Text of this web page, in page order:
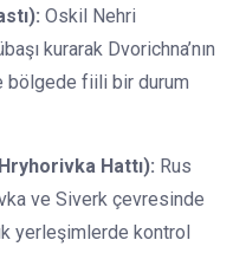
Oskil Nehri
kurarak Dvorichna’nın
bölgede fiili bir durum
Hattı): Rus
ve Siverk çevresinde
yerleşimlerde kontrol